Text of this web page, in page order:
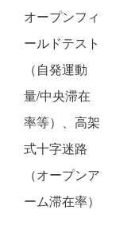
オープンフィ
ールドテスト
（自発運動
量/中央滞在
率等）、高架
式十字迷路
（オープンア
ーム滞在率）